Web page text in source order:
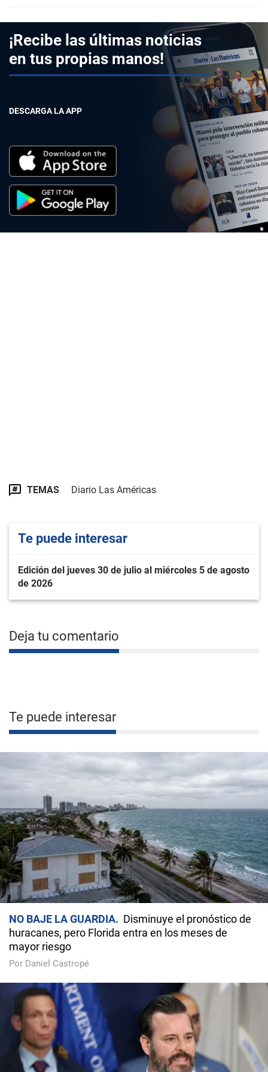
¡Recibe las últimas noticias
en tus propias manos!
DESCARGA LA APP
TEMAS Diario Las Américas
Te puede interesar
Edición del jueves 30 de julio al miércoles 5 de agosto
de 2026
Deja tu comentario
Te puede interesar
NO BAJE LA GUARDIA
Disminuye el pronóstico de
huracanes, pero Florida entra en los meses de
mayor riesgo
Por Daniel Castropé